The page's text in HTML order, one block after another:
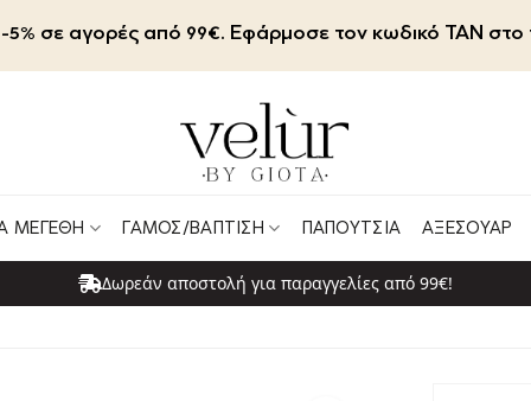
σε αγορές από 99€. Εφάρμοσε τον κωδικό TAN στο
ΜΕΓΈΘΗ ΓΆΜΟΣ/ΒΆΠΤΙΣΗ ΠΑΠΟΎΤΣΙΑ ΑΞΕΣΟΥΆΡ
Δωρεάν αποστολή για παραγγελίες από 99€!